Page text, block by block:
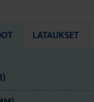
LATAUKSET